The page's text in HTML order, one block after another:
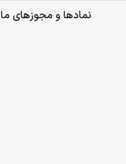
نمادها و مجوزهای ما